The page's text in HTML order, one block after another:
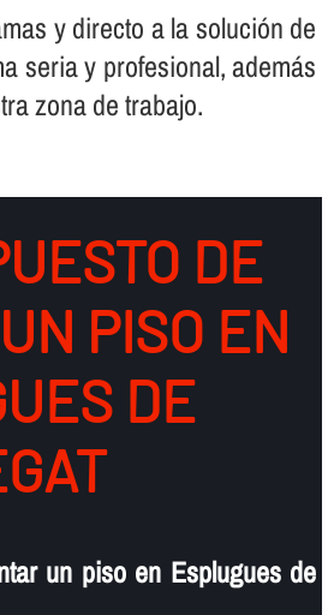
y directo a la solución de
seria y profesional, además
zona de trabajo.
DE
PISO EN
DE
un piso en Esplugues de